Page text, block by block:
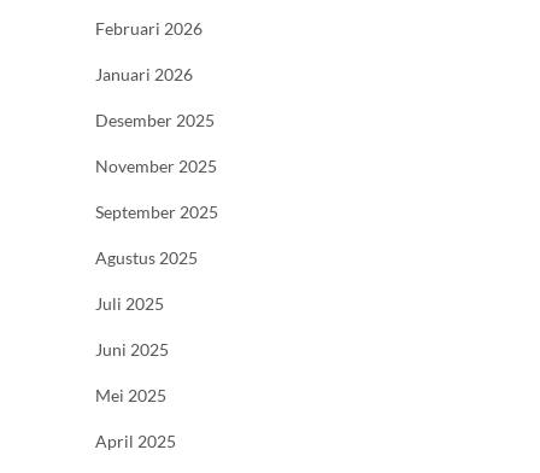
Februari 2026
Januari 2026
Desember 2025
November 2025
September 2025
Agustus 2025
Juli 2025
Juni 2025
Mei 2025
April 2025